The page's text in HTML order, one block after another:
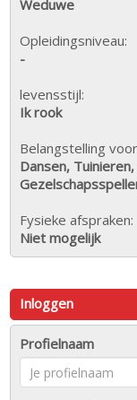
Weduwe
Opleidingsniveau:
-
levensstijl:
Ik rook
Belangstelling
Dansen,
Fysieke afspraken:
Niet mogelijk
Inloggen
Profielnaam